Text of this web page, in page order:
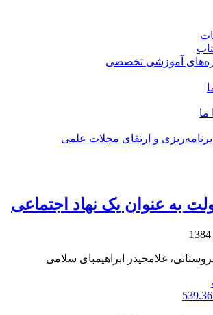
آموزشی تخصصی
ما
و ارتقای مجلات علمی
به عنوان یک نهاد اجتماعی
غلامحیدر ابراهیمبای سلامی